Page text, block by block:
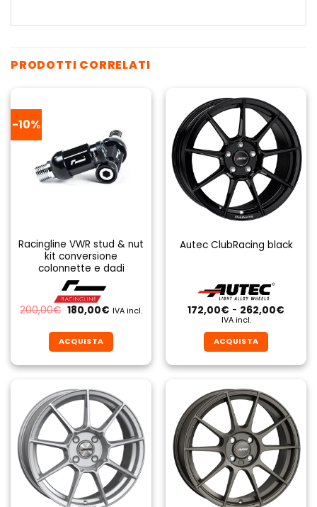
PRODOTTI CORRELATI
-10%
Racingline VWR stud & nut
kit conversione
colonnette e dadi
200,00€ Il
prezzo
era:
200,00€.
180,00€Il
è:
180,00€.
IVA incl.
ACQUISTA
prodotto
ha
più
varianti.
Le
opzioni
possono
essere
scelte
Autec ClubRacing black
172,00€ - 262,00€Fascia
IVA incl.
ACQUISTA
prodotto
ha
più
varianti.
Le
opzioni
possono
essere
scelte